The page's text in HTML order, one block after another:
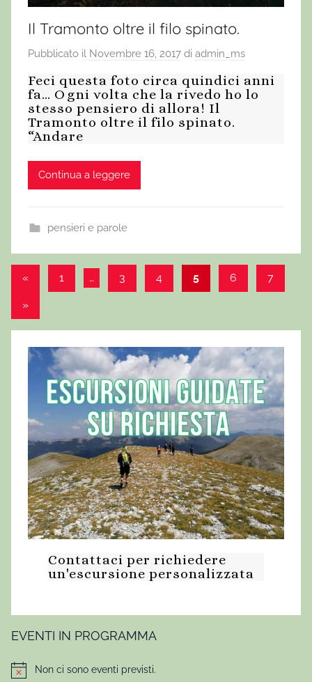
Il Tramonto oltre il filo spinato.
Pubblicato il Novembre 16, 2017 di admin_ms
Feci questa foto circa quindici anni
fa… Ogni volta che la rivedo ho lo
stesso pensiero di allora! Il
Tramonto oltre il filo spinato.
“Andare
Continua a leggere
pensieri e parole
Paginazione
degli
articoli
« Articolo
1 … 3 4 5 6 7
Articolo
»
Contattaci per richiedere
un'escursione personalizzata
EVENTI IN PROGRAMMA
NoticeNon ci sono eventi previsti.